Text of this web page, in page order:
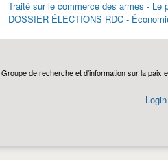
Traité sur le commerce des armes -
DOSSIER ÉLECTIONS RDC -
de recherche et d'information sur la paix
Login